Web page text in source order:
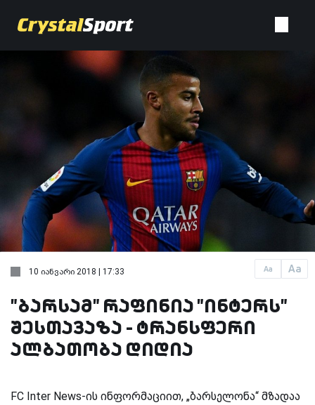
Aa Aa
10 იანვარი 2018 | 17:33
"ბარსამ" რაფინია "ინტერს"
შესთავაზა - ტრანსფერი
ალბათობა დიდია
FC Inter News-ის ინფორმაციით, „ბარსელონა“ მზადაა